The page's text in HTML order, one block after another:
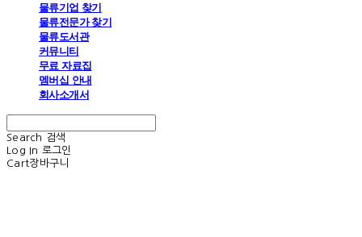
물류기업 찾기
물류전문가 찾기
물류도서관
커뮤니티
무료 자료집
멤버십 안내
회사소개서
Search
검색
Log In 로그인
Cart장바구니